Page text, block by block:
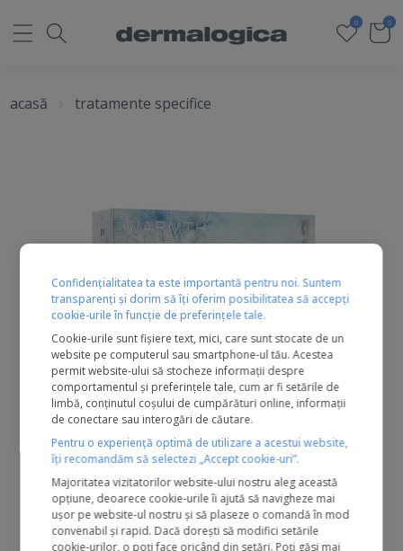
0 0
acasă tratamente specifice
Confidențialitatea ta este importantă pentru noi. Suntem
transparenți și dorim să îți oferim posibilitatea să accepți
cookie-urile în funcție de preferințele tale.
Cookie-urile sunt fișiere text, mici, care sunt stocate de un
website pe computerul sau smartphone-ul tău. Acestea
permit website-ului să stocheze informații despre
comportamentul și preferințele tale, cum ar fi setările de
limbă, conținutul coșului de cumpărături online, informații
de conectare sau interogări de căutare.
Pentru o experiență optimă de utilizare a acestui website,
îți recomandăm să selectezi „Accept cookie-uri”.
Majoritatea vizitatorilor website-ului nostru aleg această
opțiune, deoarece cookie-urile îi ajută să navigheze mai
ușor pe website-ul nostru și să plaseze o comandă în mod
convenabil și rapid. Dacă dorești să modifici setările
cookie-urilor, o poți face oricând din setări. Poți găsi mai